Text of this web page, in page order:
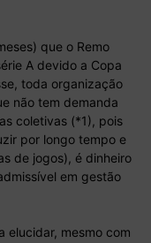
que o Remo
A devido a Copa
toda organização
não tem demanda
coletivas (*1), pois
por longo tempo e
de jogos), é dinheiro
em gestão
elucidar, mesmo com